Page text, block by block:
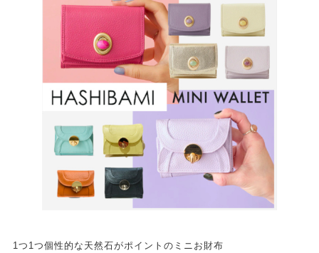
1つ1つ個性的な天然石がポイントのミニお財布